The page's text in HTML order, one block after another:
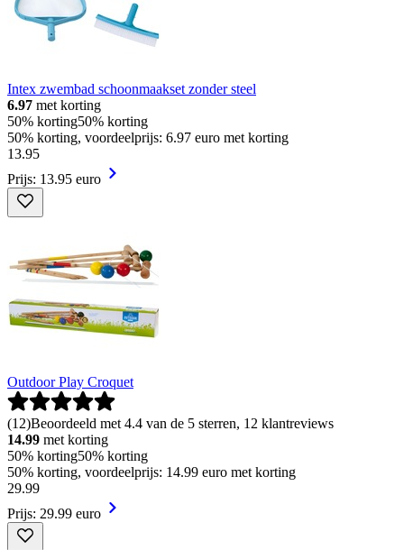
Intex zwembad schoonmaakset zonder steel
6.97 met korting
50% korting50% korting
50% korting, voordeelprijs: 6.97 euro met korting
13.95
Prijs: 13.95 euro
Outdoor Play Croquet
(12)Beoordeeld met 4.4 van de 5 sterren, 12 klantreviews
14.99 met korting
50% korting50% korting
50% korting, voordeelprijs: 14.99 euro met korting
29.99
Prijs: 29.99 euro